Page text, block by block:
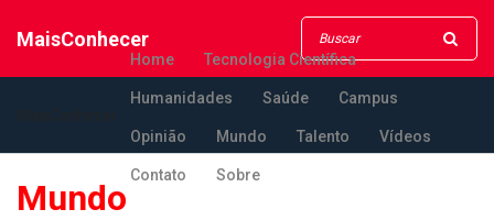
MaisConhecer
Home Tecnologia Científica
Humanidades Saúde Campus
Opinião Mundo Talento Vídeos
Contato Sobre
Mundo